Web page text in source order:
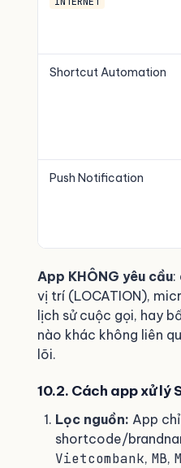
Shortcut Automation
Push Notification
App KHÔNG yêu cầu:
vị trí (LOCATION),
lịch sử cuộc gọi, hay
nào khác không liên
lõi.
10.2. Cách app xử lý
Lọc nguồn: App
shortcode/
Vietcombank, MB,